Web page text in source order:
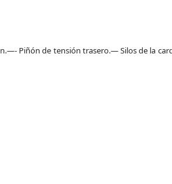
Piñón de tensión trasero.— Silos de la